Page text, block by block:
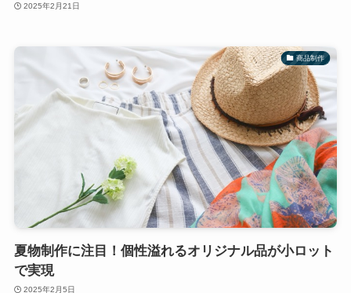
2025年2月21日
商品制作
夏物制作に注目！個性溢れるオリジナル品が小ロット
で実現
2025年2月5日